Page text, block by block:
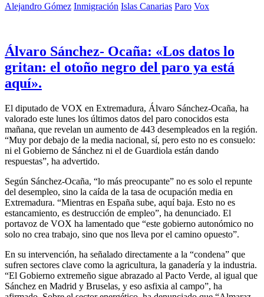
Alejandro Gómez Inmigración Islas Canarias Paro Vox
Álvaro Sánchez- Ocaña: «Los datos lo
gritan: el otoño negro del paro ya está
aquí».
El diputado de VOX en Extremadura, Álvaro Sánchez-Ocaña, ha
valorado este lunes los últimos datos del paro conocidos esta
mañana, que revelan un aumento de 443 desempleados en la región.
“Muy por debajo de la media nacional, sí, pero esto no es consuelo:
ni el Gobierno de Sánchez ni el de Guardiola están dando
respuestas”, ha advertido.
Según Sánchez-Ocaña, “lo más preocupante” no es solo el repunte
del desempleo, sino la caída de la tasa de ocupación media en
Extremadura. “Mientras en España sube, aquí baja. Esto no es
estancamiento, es destrucción de empleo”, ha denunciado. El
portavoz de VOX ha lamentado que “este gobierno autonómico no
solo no crea trabajo, sino que nos lleva por el camino opuesto”.
En su intervención, ha señalado directamente a la “condena” que
sufren sectores clave como la agricultura, la ganadería y la industria.
“El Gobierno extremeño sigue abrazado al Pacto Verde, al igual que
Sánchez en Madrid y Bruselas, y eso asfixia al campo”, ha